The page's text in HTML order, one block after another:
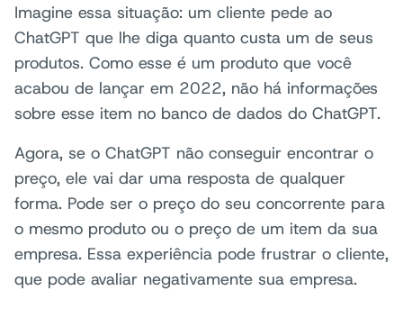
Imagine essa situação: um cliente pede ao
ChatGPT que lhe diga quanto custa um de seus
produtos. Como esse é um produto que você
acabou de lançar em 2022, não há informações
sobre esse item no banco de dados do ChatGPT.
Agora, se o ChatGPT não conseguir encontrar o
preço, ele vai dar uma resposta de qualquer
forma. Pode ser o preço do seu concorrente para
o mesmo produto ou o preço de um item da sua
empresa. Essa experiência pode frustrar o cliente,
que pode avaliar negativamente sua empresa.